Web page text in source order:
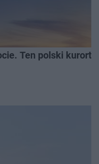
Ten polski kurort